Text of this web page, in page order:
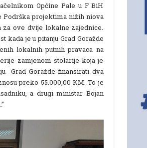
Općine Pale u F BiH
projektima nižih niova
ove dvije lokalne zajednice.
kada je u pitanju Grad Goražde
lokalnih putnih pravaca na
zamjenom stolarije koja je
Grad Goražde finansirati dva
preko 55.000,00 KM. To je
a drugi ministar Bojan